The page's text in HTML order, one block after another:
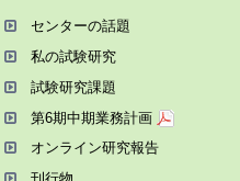
センターの話題
私の試験研究
試験研究課題
第6期中期業務計画
オンライン研究報告